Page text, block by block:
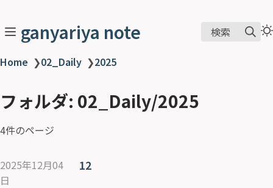
ganyariya note 検索
Home ❯02_Daily ❯2025
フォルダ: 02_Daily/2025
4件のページ
2025年12月04
日
12